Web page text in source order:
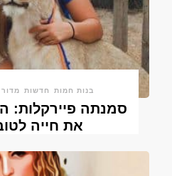
בנות חמות חדשות מדור
סמנתה
את חייה